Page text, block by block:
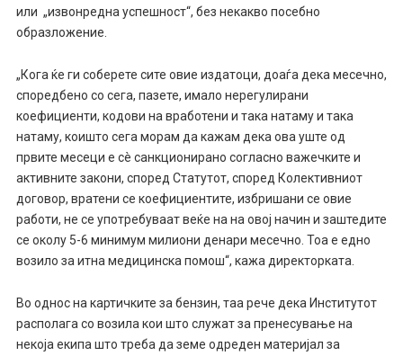
или „извонредна успешност“, без некакво посебно
образложение.
„Кога ќе ги соберете сите овие издатоци, доаѓа дека месечно,
споредбено со сега, пазете, имало нерегулирани
коефициенти, кодови на вработени и така натаму и така
натаму, коишто сега морам да кажам дека ова уште од
првите месеци е сè санкционирано согласно важечките и
активните закони, според Статутот, според Колективниот
договор, вратени се коефициентите, избришани се овие
работи, не се употребуваат веќе на на овој начин и заштедите
се околу 5-6 минимум милиони денари месечно. Тоа е едно
возило за итна медицинска помош“, кажа директорката.
​Во однос на картичките за бензин, таа рече дека Институтот
располага со возила кои што служат за пренесување на
некоја екипа што треба да земе одреден материјал за